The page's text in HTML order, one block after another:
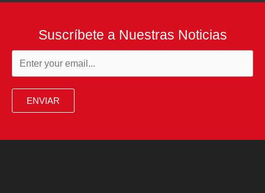
Suscríbete a Nuestras Noticias
ENVIAR